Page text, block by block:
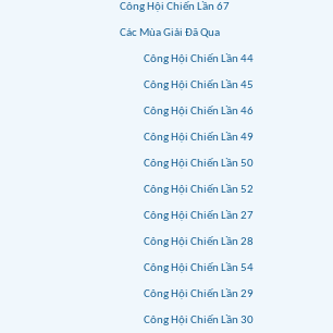
Công Hội Chiến Lần 67
Các Mùa Giải Đã Qua
Công Hội Chiến Lần 44
Công Hội Chiến Lần 45
Công Hội Chiến Lần 46
Công Hội Chiến Lần 49
Công Hội Chiến Lần 50
Công Hội Chiến Lần 52
Công Hội Chiến Lần 27
Công Hội Chiến Lần 28
Công Hội Chiến Lần 54
Công Hội Chiến Lần 29
Công Hội Chiến Lần 30